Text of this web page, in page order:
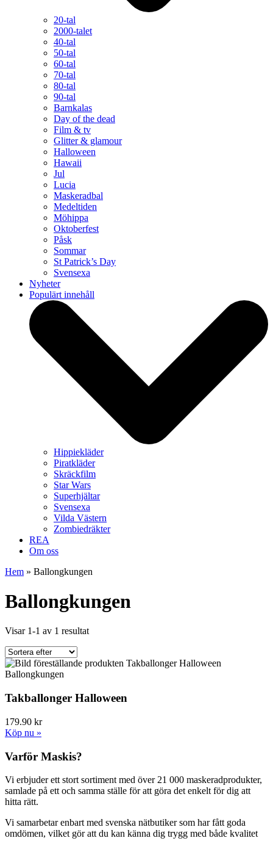
20-tal
2000-talet
40-tal
50-tal
60-tal
70-tal
80-tal
90-tal
Barnkalas
Day of the dead
Film & tv
Glitter & glamour
Halloween
Hawaii
Jul
Lucia
Maskeradbal
Medeltiden
Möhippa
Oktoberfest
Påsk
Sommar
St Patrick’s Day
Svensexa
Nyheter
Populärt innehåll
Hippiekläder
Piratkläder
Skräckfilm
Star Wars
Superhjältar
Svensexa
Vilda Västern
Zombiedräkter
REA
Om oss
Hem » Ballongkungen
Ballongkungen
Visar 1-1 av 1 resultat
Ballongkungen
Takballonger Halloween
179.90 kr
Köp nu »
Varför Maskis?
Vi erbjuder ett stort sortiment med över 21 000 maskeradprodukter,
samlade på ett och samma ställe för att göra det enkelt för dig att
hitta rätt.
Vi samarbetar enbart med svenska nätbutiker som har fått goda
omdömen, vilket gör att du kan känna dig trygg med både kvalitet